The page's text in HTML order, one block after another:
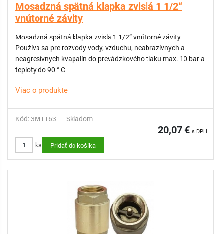
Mosadzná spätná klapka zvislá 1 1/2“
vnútorné závity
Mosadzná spätná klapka zvislá 1 1/2“ vnútorné závity .
Používa sa pre rozvody vody, vzduchu, neabrazívnych a
neagresívnych kvapalín do prevádzkového tlaku max. 10 bar a
teploty do 90 ° C
Viac o produkte
Kód: 3M1163 Skladom
20,07 € s DPH
ks Pridať do košíka